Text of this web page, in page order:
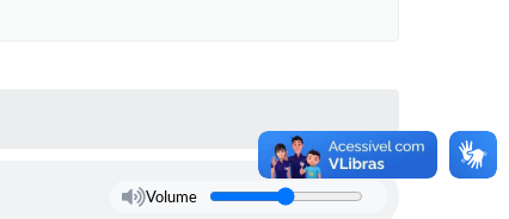
Volume